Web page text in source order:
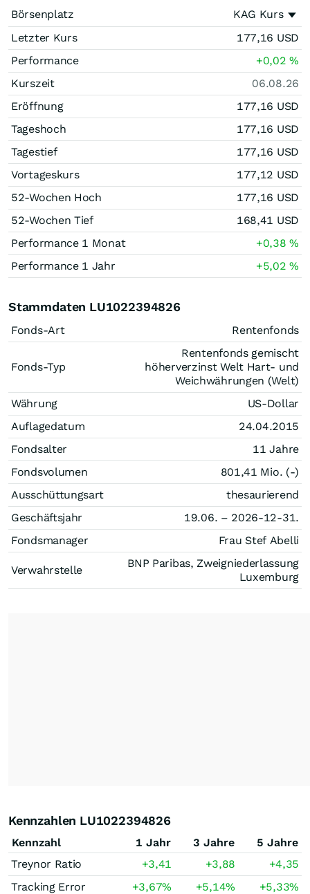
Börsenplatz
KAG Kurs
Letzter Kurs
177,16 USD
Performance
+0,02%
Kurszeit
06.08.26
Eröffnung
177,16 USD
Tageshoch
177,16 USD
Tagestief
177,16 USD
Vortageskurs
177,12 USD
52-Wochen Hoch
177,16 USD
52-Wochen Tief
168,41 USD
Performance 1 Monat
+0,38%
Performance 1 Jahr
+5,02%
Stammdaten LU1022394826
Fonds-Art Rentenfonds
Fonds-Typ
Rentenfonds gemischt
höherverzinst Welt Hart- und
Weichwährungen (Welt)
Währung
US-Dollar
Auflagedatum
24.04.2015
Fondsalter
11 Jahre
Fondsvolumen
801,41 Mio. (-)
Ausschüttungsart
thesaurierend
Geschäftsjahr
19.06. – 2026-12-31.
Fondsmanager
Frau Stef Abelli
Verwahrstelle
BNP Paribas, Zweigniederlassung
Luxemburg
Kennzahlen LU1022394826
Kennzahl 1 Jahr 3 Jahre
5 Jahre
Treynor Ratio
+3,41 +3,88
+4,35
Tracking Error
+3,67% +5,14% +5,33%